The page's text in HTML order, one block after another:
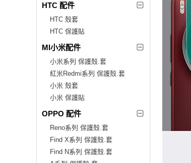
HTC 配件
HTC 殼套
HTC 保護貼
MI小米配件
小米系列 保護殼.套
紅米Redmi系列 保護殼.套
小米 殼套
小米 保護貼
OPPO 配件
Reno系列 保護殼.套
Find X系列 保護殼.套
Find N系列 保護殼.套